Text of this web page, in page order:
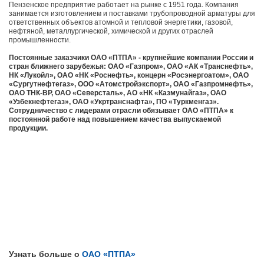
Пензенское предприятие работает на рынке с 1951 года. Компания
занимается изготовлением и поставками трубопроводной арматуры для
ответственных объектов атомной и тепловой энергетики, газовой,
нефтяной, металлургической, химической и других отраслей
промышленности.
Постоянные заказчики ОАО «ПТПА» - крупнейшие компании России и
стран ближнего зарубежья: ОАО «Газпром», ОАО «АК «Транснефть»,
НК «Лукойл», ОАО «НК «Роснефть», концерн «Росэнергоатом», ОАО
«Сургутнефтегаз», ООО «Атомстройэкспорт», ОАО «Газпромнефть»,
ОАО ТНК-ВР, ОАО «Северсталь», АО «НК «Казмунайгаз», ОАО
«Узбекнефтегаз», ОАО «Укртранснафта», ПО «Туркменгаз».
Сотрудничество с лидерами отрасли обязывает ОАО «ПТПА» к
постоянной работе над повышением качества выпускаемой
продукции.
Узнать больше о ОАО «ПТПА»